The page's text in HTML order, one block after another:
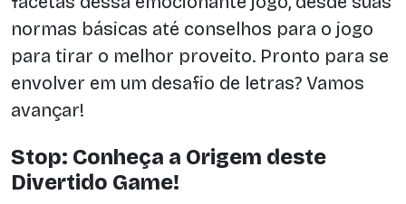
normas básicas até conselhos para o jogo
para tirar o melhor proveito. Pronto para se
envolver em um desafio de letras? Vamos
avançar!
Stop: Conheça a Origem deste
Divertido Game!